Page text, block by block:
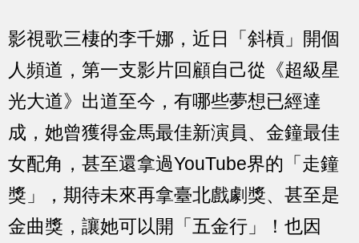
影視歌三棲的李千娜，近日「斜槓」開個
人頻道，第一支影片回顧自己從《超級星
光大道》出道至今，有哪些夢想已經達
成，她曾獲得金馬最佳新演員、金鐘最佳
女配角，甚至還拿過YouTube界的「走鐘
獎」，期待未來再拿臺北戲劇獎、甚至是
金曲獎，讓她可以開「五金行」！也因